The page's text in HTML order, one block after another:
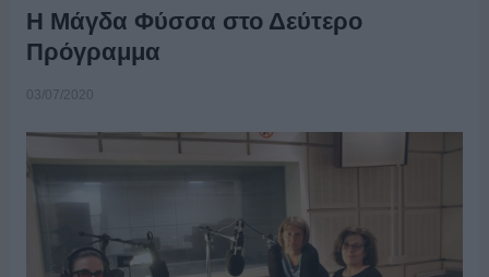
Η Μάγδα Φύσσα στο Δεύτερο
Πρόγραμμα
03/07/2020